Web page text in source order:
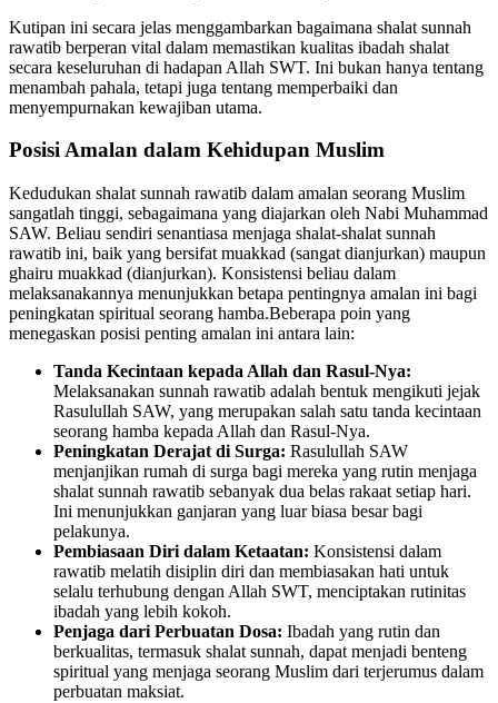
Kutipan ini secara jelas menggambarkan bagaimana shalat sunnah
rawatib berperan vital dalam memastikan kualitas ibadah shalat
secara keseluruhan di hadapan Allah SWT. Ini bukan hanya tentang
menambah pahala, tetapi juga tentang memperbaiki dan
menyempurnakan kewajiban utama.
Posisi Amalan dalam Kehidupan Muslim
Kedudukan shalat sunnah rawatib dalam amalan seorang Muslim
sangatlah tinggi, sebagaimana yang diajarkan oleh Nabi Muhammad
SAW. Beliau sendiri senantiasa menjaga shalat-shalat sunnah
rawatib ini, baik yang bersifat muakkad (sangat dianjurkan) maupun
ghairu muakkad (dianjurkan). Konsistensi beliau dalam
melaksanakannya menunjukkan betapa pentingnya amalan ini bagi
peningkatan spiritual seorang hamba.Beberapa poin yang
menegaskan posisi penting amalan ini antara lain:
Tanda Kecintaan kepada Allah dan Rasul-Nya:
Melaksanakan sunnah rawatib adalah bentuk mengikuti jejak
Rasulullah SAW, yang merupakan salah satu tanda kecintaan
seorang hamba kepada Allah dan Rasul-Nya.
Peningkatan Derajat di Surga: Rasulullah SAW
menjanjikan rumah di surga bagi mereka yang rutin menjaga
shalat sunnah rawatib sebanyak dua belas rakaat setiap hari.
Ini menunjukkan ganjaran yang luar biasa besar bagi
pelakunya.
Pembiasaan Diri dalam Ketaatan: Konsistensi dalam
rawatib melatih disiplin diri dan membiasakan hati untuk
selalu terhubung dengan Allah SWT, menciptakan rutinitas
ibadah yang lebih kokoh.
Penjaga dari Perbuatan Dosa: Ibadah yang rutin dan
berkualitas, termasuk shalat sunnah, dapat menjadi benteng
spiritual yang menjaga seorang Muslim dari terjerumus dalam
perbuatan maksiat.